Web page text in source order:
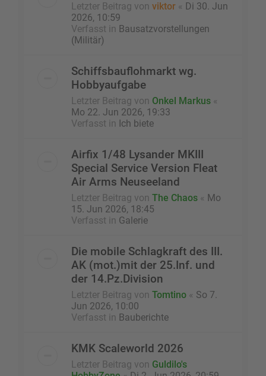
Letzter Beitrag von viktor « Di 30. Jun
2026, 10:59
Verfasst in Bausatzvorstellungen
(Militär)
Schiffsbauflohmarkt wg.
Hobbyaufgabe
Letzter Beitrag von Onkel Markus «
Mo 22. Jun 2026, 19:33
Verfasst in Ich biete
Airfix 1/48 Lysander MKIII
Special Service Version Fleat
Air Arms Neuseeland
Letzter Beitrag von The Chaos « Mo
15. Jun 2026, 18:45
Verfasst in Galerie
Die mobile Schlagkraft des III.
AK (mot.)mit der 25.Inf. und
der 14.Pz.Division
Letzter Beitrag von Tomtino « So 7.
Jun 2026, 10:00
Verfasst in Bauberichte
KMK Scaleworld 2026
Letzter Beitrag von Guldilo's